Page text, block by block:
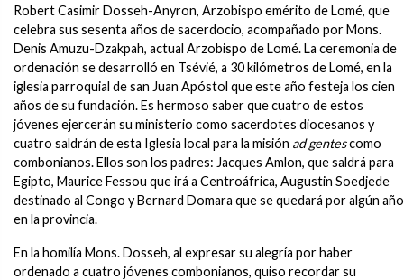
Robert Casimir Dosseh-Anyron, Arzobispo emérito de Lomé, que
celebra sus sesenta años de sacerdocio, acompañado por Mons.
Denis Amuzu-Dzakpah, actual Arzobispo de Lomé. La ceremonia de
ordenación se desarrolló en Tsévié, a 30 kilómetros de Lomé, en la
iglesia parroquial de san Juan Apóstol que este año festeja los cien
años de su fundación. Es hermoso saber que cuatro de estos
jóvenes ejercerán su ministerio como sacerdotes diocesanos y
cuatro saldrán de esta Iglesia local para la misión ad gentescomo
combonianos. Ellos son los padres: Jacques Amlon, que saldrá para
Egipto, Maurice Fessou que irá a Centroáfrica, Augustin Soedjede
destinado al Congo y Bernard Domara que se quedará por algún año
en la provincia.
En la homilía Mons. Dosseh, al expresar su alegría por haber
ordenado a cuatro jóvenes combonianos, quiso recordar su